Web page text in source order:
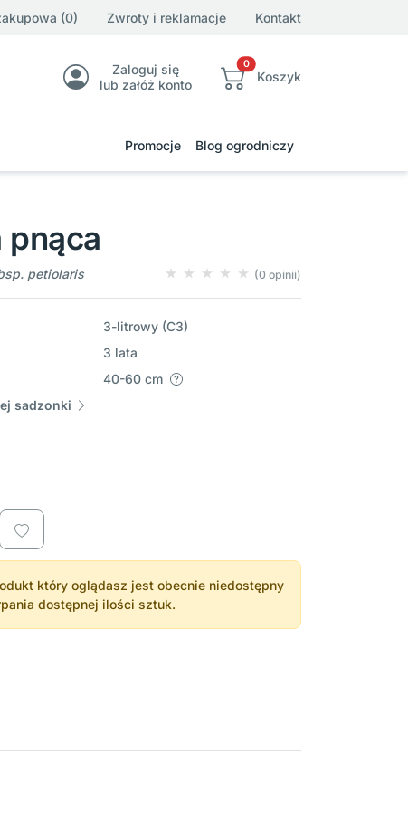
(0) Zwroty i reklamacje Kontakt
Zaloguj się
lub załóż konto
0
Koszyk
Promocje Blog ogrodniczy
pnąca
petiolaris (0 opinii)
3-litrowy (C3)
3 lata
40-60 cm
sadzonki
który oglądasz jest obecnie niedostępny
dostępnej ilości sztuk.